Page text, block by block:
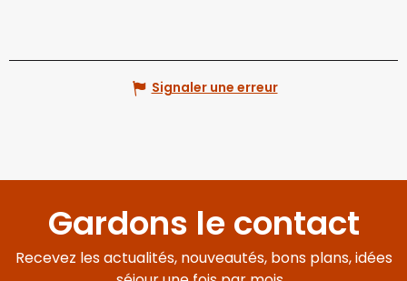
Signaler une erreur
Gardons le contact
Recevez les actualités, nouveautés, bons plans, idées